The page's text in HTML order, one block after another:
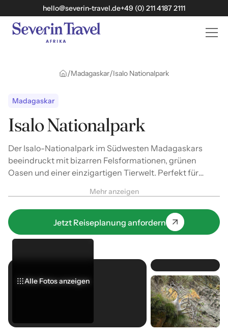
hello@severin-travel.de+49 (0) 211 4187 2111
/Madagaskar/Isalo Nationalpark
Madagaskar
Isalo Nationalpark
Der Isalo-Nationalpark im Südwesten Madagaskars
beeindruckt mit bizarren Felsformationen, grünen
Oasen und einer einzigartigen Tierwelt. Perfekt für
Mehr anzeigen
Jetzt Reiseplanung anfordern
Alle Fotos anzeigen
Alle Fotos anzeigen
Alle Fotos anzeigen